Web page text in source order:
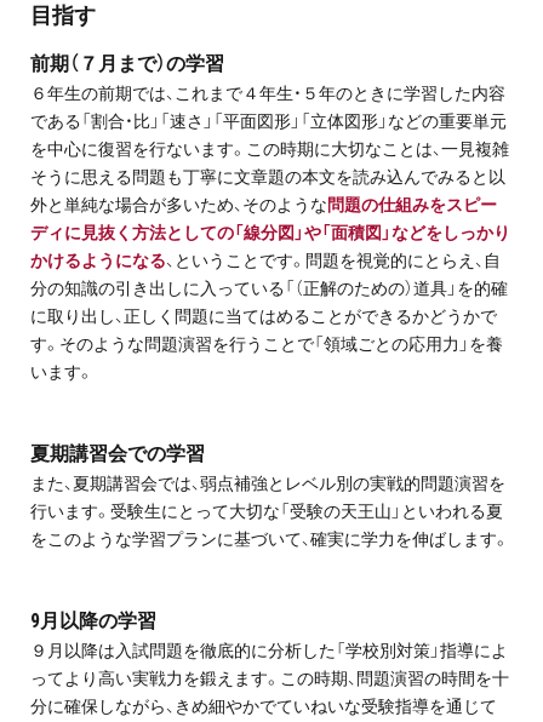
無料体験授業とは
目指す
前期（７月まで）の学習
６年生の前期では、これまで４年生・５年のときに学習した内容
である「割合・比」「速さ」「平面図形」「立体図形」などの重要単元
を中心に復習を行ないます。この時期に大切なことは、一見複雑
そうに思える問題も丁寧に文章題の本文を読み込んでみると以
外と単純な場合が多いため、そのような問題の仕組みをスピー
ディに見抜く方法としての「線分図」や「面積図」などをしっかり
かけるようになる、ということです。問題を視覚的にとらえ、自
分の知識の引き出しに入っている「（正解のための）道具」を的確
に取り出し、正しく問題に当てはめることができるかどうかで
す。そのような問題演習を行うことで「領域ごとの応用力」を養
います。
夏期講習会での学習
また、夏期講習会では、弱点補強とレベル別の実戦的問題演習を
行います。受験生にとって大切な「受験の天王山」といわれる夏
をこのような学習プランに基づいて、確実に学力を伸ばします。
9月以降の学習
９月以降は入試問題を徹底的に分析した「学校別対策」指導によ
ってより高い実戦力を鍛えます。この時期、問題演習の時間を十
分に確保しながら、きめ細やかでていねいな受験指導を通じて